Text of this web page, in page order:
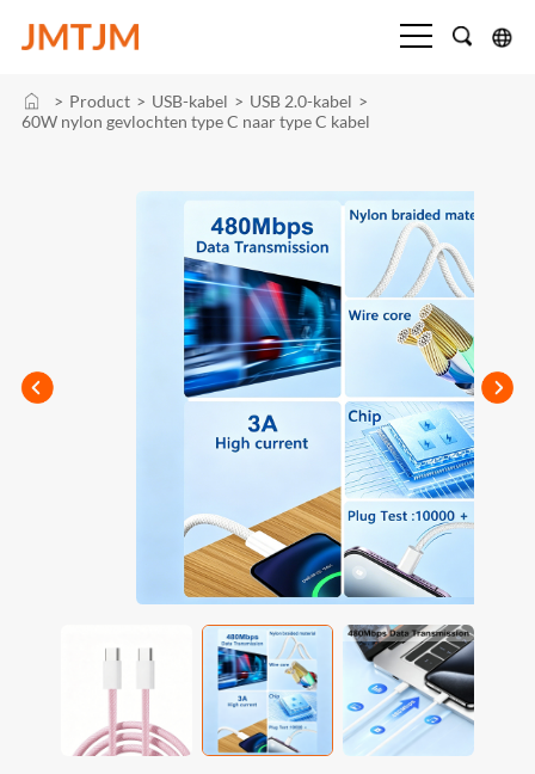
> Product > USB-kabel > USB 2.0-kabel >
60W nylon gevlochten type C naar type C kabel